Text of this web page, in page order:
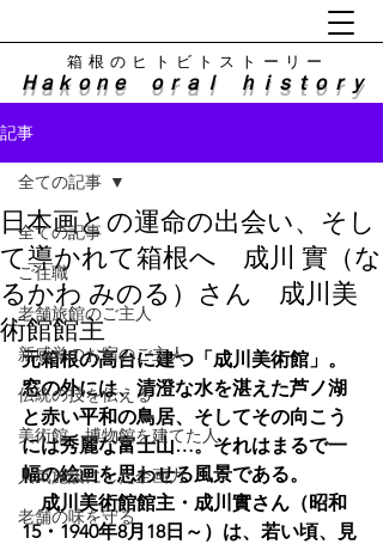
Ｈａｋｏｎｅ ｏｒａｌ ｈｉｓｔｏｒｙ
​箱根のヒトビトストーリー
記事
全ての記事
ご住職
老舗旅館のご主人
新感覚のお宿のご主人
伝統の技を伝える
美術館・博物館を建てた人
人気施設にした企画力
老舗の味を守る
全ての記事
日本画との運命の出会い、そし
て導かれて箱根へ 成川 實（な
るかわ みのる）さん 成川美
術館館主
元箱根の高台に建つ「成川美術館」。
窓の外には、清澄な水を湛えた芦ノ湖
と赤い平和の鳥居、そしてその向こう
には秀麗な富士山…。それはまるで一
幅の絵画を思わせる風景である。
成川美術館館主・成川實さん（昭和
15・1940年8月18日～）は、若い頃、見